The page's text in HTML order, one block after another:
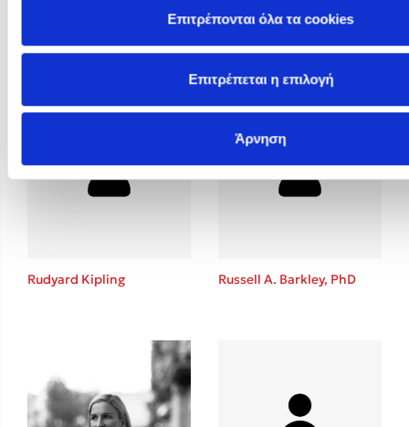
Επιτρέπονται όλα τα cookies
Επιτρέπεται η επιλογή
Άρνηση
Rowan Hooper
Rudyard Kipling Russell A. Barkley, PhD